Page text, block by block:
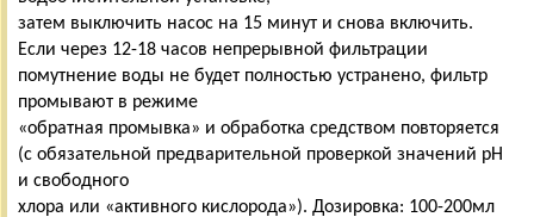
затем выключить насос на 15 минут и снова включить.
Если через 12-18 часов непрерывной фильтрации
помутнение воды не будет полностью устранено, фильтр
промывают в режиме
«обратная промывка» и обработка средством повторяется
(с обязательной предварительной проверкой значений рН
и свободного
хлора или «активного кислорода»). Дозировка: 100-200мл